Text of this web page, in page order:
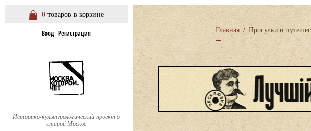
0 товаров в корзине
Вход Регистрация
Историко-культурологический проект о
старой Москве
Главная / Прогулки и